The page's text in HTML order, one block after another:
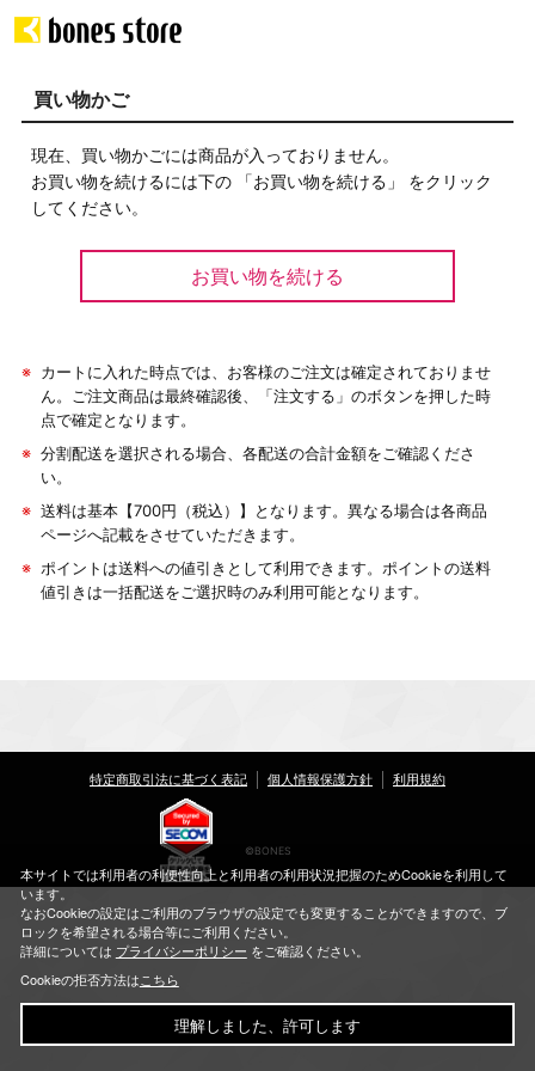
買い物かご
現在、買い物かごには商品が入っておりません。
お買い物を続けるには下の 「お買い物を続ける」 をクリック
してください。
※ カートに入れた時点では、お客様のご注文は確定されておりませ
ん。ご注文商品は最終確認後、「注文する」のボタンを押した時
点で確定となります。
※ 分割配送を選択される場合、各配送の合計金額をご確認くださ
い。
※ 送料は基本【700円（税込）】となります。異なる場合は各商品
ページへ記載をさせていただきます。
※ ポイントは送料への値引きとして利用できます。ポイントの送料
値引きは一括配送をご選択時のみ利用可能となります。
特定商取引法に基づく表記 個人情報保護方針 利用規約
©BONES
本サイトでは利用者の利便性向上と利用者の利用状況把握のためCookieを利用して
います。
なおCookieの設定はご利用のブラウザの設定でも変更することができますので、ブ
ロックを希望される場合等にご利用ください。
詳細については プライバシーポリシー をご確認ください。
Cookieの拒否方法はこちら
理解しました、許可します